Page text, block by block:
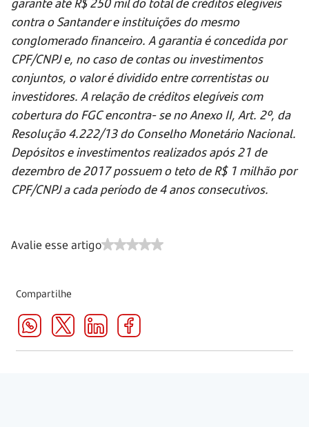
contra o Santander e instituições do mesmo
conglomerado financeiro. A garantia é concedida por
CPF/CNPJ e, no caso de contas ou investimentos
conjuntos, o valor é dividido entre correntistas ou
investidores. A relação de créditos elegíveis com
cobertura do FGC encontra- se no Anexo II, Art. 2º, da
Resolução 4.222/13 do Conselho Monetário Nacional.
Depósitos e investimentos realizados após 21 de
dezembro de 2017 possuem o teto de R$ 1 milhão por
CPF/CNPJ a cada período de 4 anos consecutivos.
Avalie esse artigo
Compartilhe